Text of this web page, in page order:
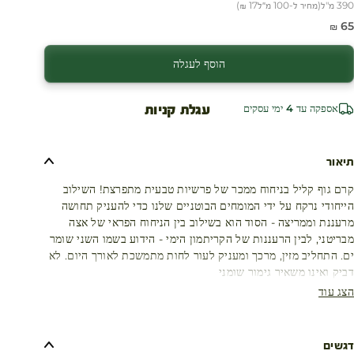
עגלת קניות
390 מ"ל (מחיר ל-100 מ״ל 17 ₪
)
מחיר מבצע
65 ₪
הוסף לעגלה
אספקה עד 4 ימי עסקים
תיאור
קרם גוף קליל בניחוח ממכר של פרשיות טבעית מתפרצת! השילוב
הייחודי נרקח על ידי המומחים הבוטניים שלנו כדי להעניק תחושה
מרעננת וממריצה - הסוד הוא בשילוב בין הניחוח הפראי של אצה
מבריטני, לבין הרעננות של הקריתמון הימי - הידוע בשמו השני שומר
ים. התחליב מזין, מרכך ומעניק לעור לחות מתמשכת לאורך היום. לא
דביק ואינו משאיר גימור שומני
הצג עוד
דגשים